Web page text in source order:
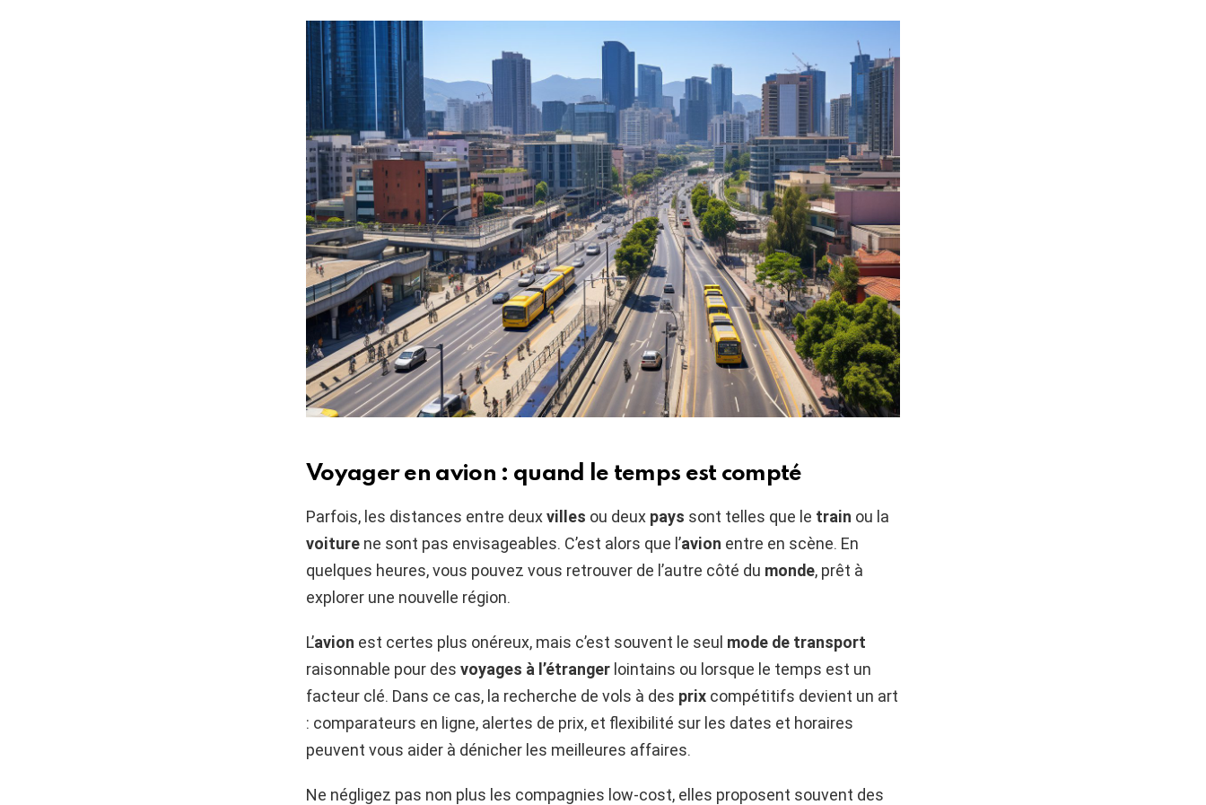
Voyager en avion : quand le temps est compté
Parfois, les distances entre deuxvilles ou deux pays sont telles que le train ou la
voiture ne sont pas envisageables. C’est alors que l’avion entre en scène. En
quelques heures, vous pouvez vous retrouver de l’autre côté du monde, prêt à
explorer une nouvelle région.
L’avion est certes plus onéreux, mais c’est souvent le seul mode de transport
raisonnable pour des voyages à l’étranger lointains ou lorsque le temps est un
facteur clé. Dans ce cas, la recherche de vols à des prix compétitifs devient un art
: comparateurs en ligne, alertes de prix, et flexibilité sur les dates et horaires
peuvent vous aider à dénicher les meilleures affaires.
Ne négligez pas non plus les compagnies low-cost, elles proposent souvent des